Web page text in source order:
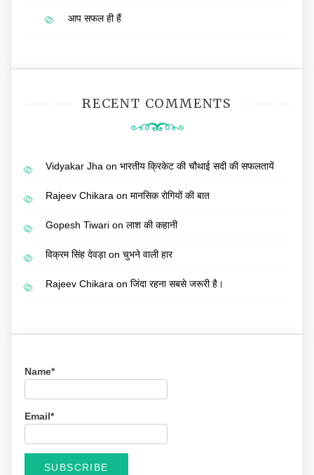
आप सफल ही हैं
RECENT COMMENTS
Vidyakar Jha on भारतीय क्रिकेट की चौथाई सदी की सफलतायें
Rajeev Chikara on मानसिक रोगियों की बात
Gopesh Tiwari on लाश की कहानी
विक्रम सिंह देवड़ाon चुभने वाली हार
Rajeev Chikara on जिंदा रहना सबसे जरूरी है।
Name*
Email*